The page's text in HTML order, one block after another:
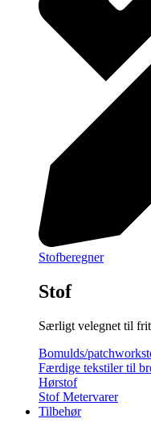
Stofberegner
Stof
Særligt velegnet til
Bomulds/
Færdige tekstiler til
Hørstof
Stof Metervarer
Tilbehør